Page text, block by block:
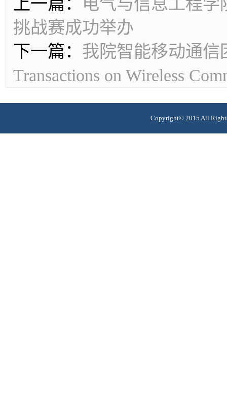
上一篇：
电气与信息工程学
挑战赛成功举办
下一篇： 我院智能移动通信
Transactions on Wireless
Copyright© 2015 All